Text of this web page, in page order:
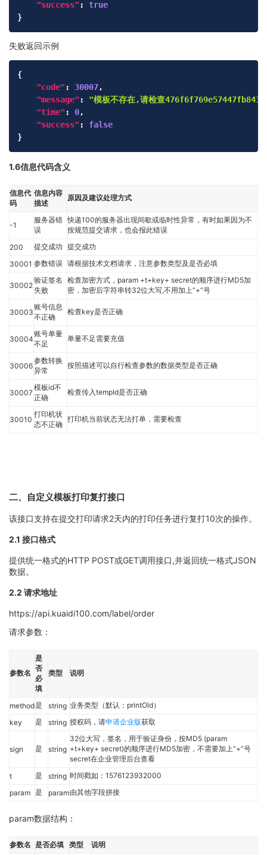
"success" :
true
}
失败返回示例
{
"code" : 30007,
"message" :
"模板不存在,请检查
"time" : 0,
"success" :
false
}
1.6信息代码含义
信息代
码
信息内容
描述
原因及建议处理方式
-1
服务器错
误
快递100的服务器出现间歇或临时性异常，有时如果因为不
按规范提交请求，也会报此错误
200
提交成功 提交成功
30001 参数错误 请根据技术文档请求，注意参数类型及是否必填
30002
验证签名
失败
检查加密方式，param +t+key+ secret的顺序进行MD5加
密，加密后字符串转32位大写,不用加上“+”号
30003
账号信息
不正确
检查key是否正确
30004
账号单量
不足
单量不足需要充值
30006
参数转换
异常
按照描述可以自行检查参数的数据类型是否正确
30007
模板id不
正确
检查传入tempId是否正确
30010
打印机状
态不正确
打印机当前状态无法打单，需要检查
二、自定义模板打印复打接口
该接口支持在提交打印请求2天内的打印任务进行复打10次的操作。
2.1 接口格式
提供统一格式的HTTP POST或GET调用接口,并返回统一格式JSON
数据。
2.2 请求地址
https://api.kuaidi100.com/label/order
请求参数：
参数名
是
否
必
填
类型 说明
method是 string 业务类型（默认：printOld）
key
是 string 授权码，请申请企业版获取
sign 是 string
32位大写，签名，用于验证身份，按MD5 (param
+t+key+ secret)的顺序进行MD5加密，不需要加上“+”号
secret在企业管理后台查看
t
是 string 时间戳如：1576123932000
param 是 param由其他字段拼接
param数据结构：
参数名 是否必填 类型
说明